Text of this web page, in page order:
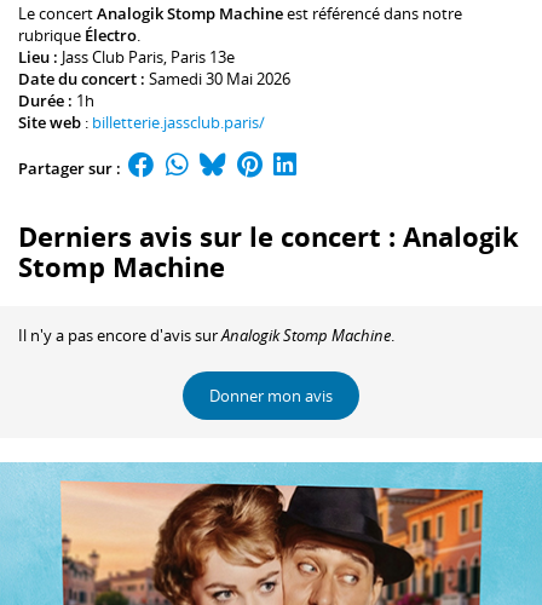
Le concertAnalogik Stomp Machineest référencé dans notre
rubrique Électro.
Lieu : Jass Club Paris, Paris 13e
Date du concert : Samedi 30 Mai 2026
Durée : 1h
Site web : billetterie.jassclub.paris/
Partager sur :
Derniers avis sur le concert : Analogik
Stomp Machine
Il n'y a pas encore d'avis surAnalogik Stomp Machine.
Donner mon avis